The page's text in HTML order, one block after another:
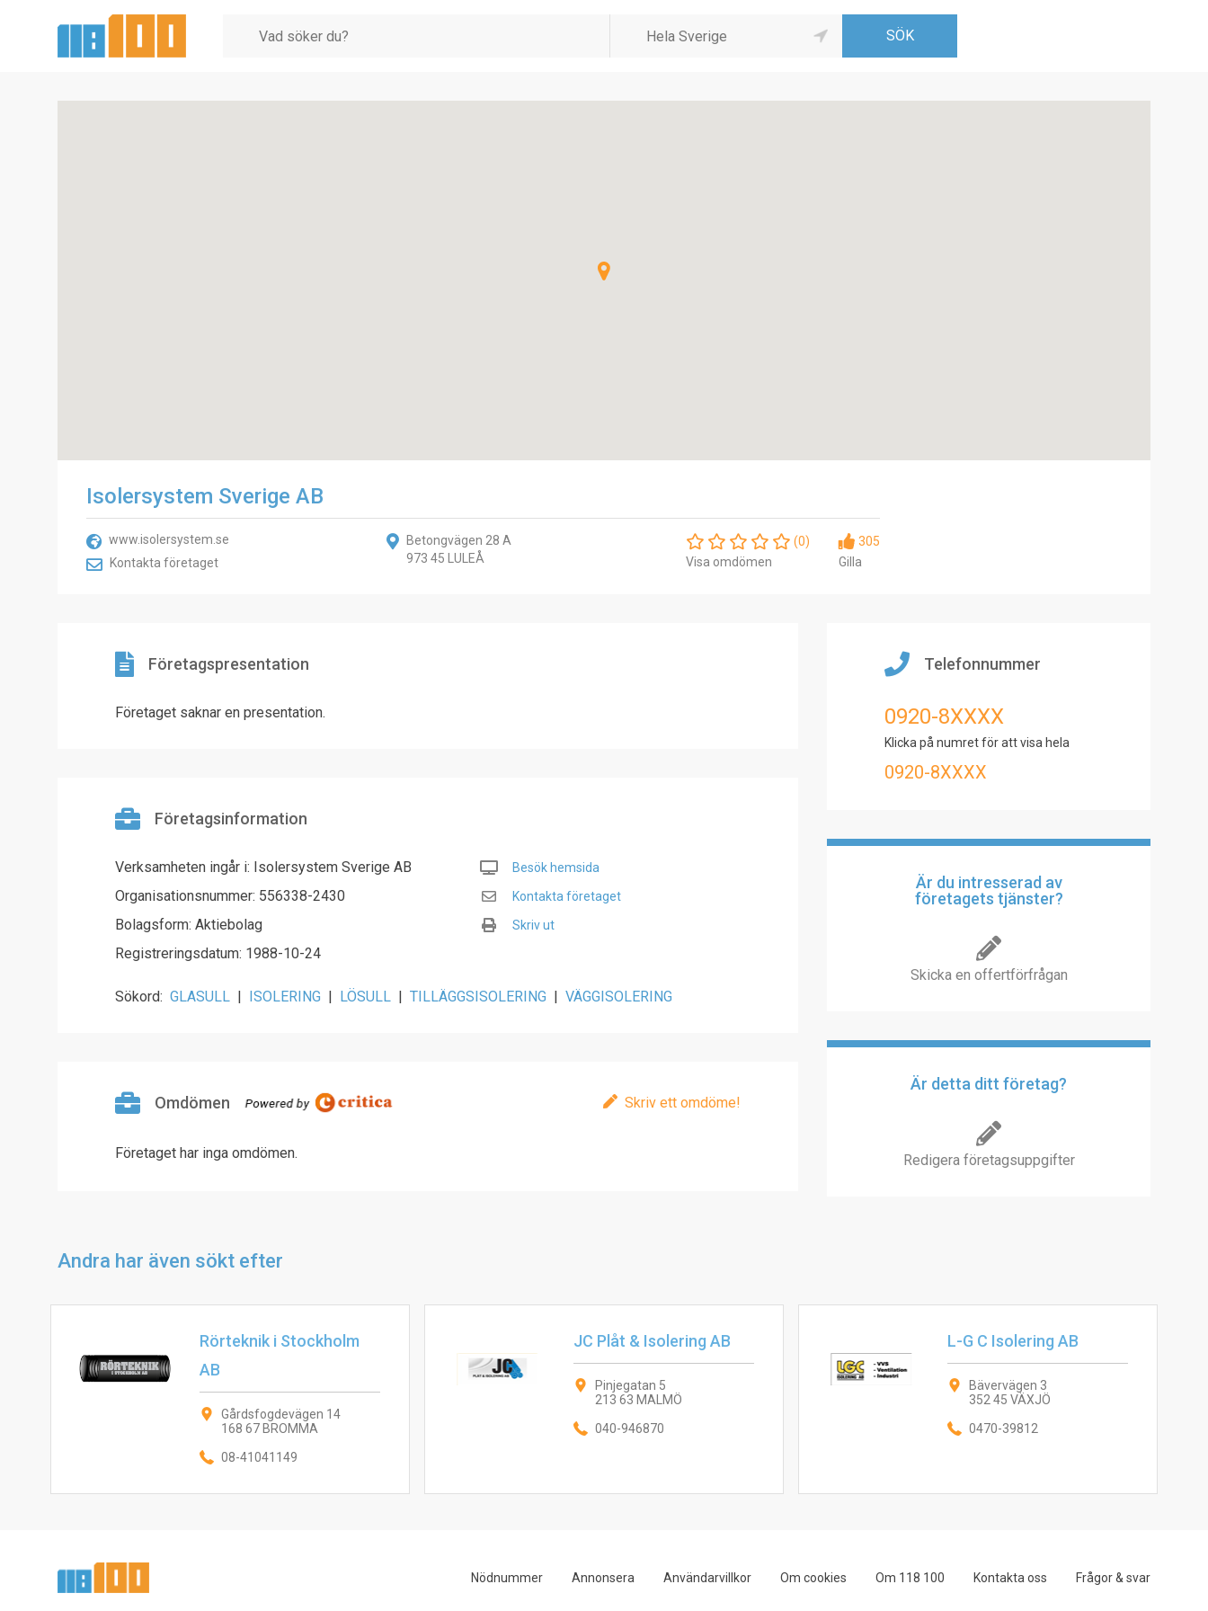
Isolersystem Sverige AB
www.isolersystem.se
Kontakta företaget
Betongvägen 28 A
973 45 LULEÅ
(0)
Visa omdömen
305
Gilla
Företagspresentation
Företaget saknar en presentation.
Företagsinformation
Verksamheten ingår i: Isolersystem Sverige AB
Organisationsnummer: 556338-2430
Bolagsform: Aktiebolag
Registreringsdatum: 1988-10-24
Besök hemsida
Kontakta företaget
Skriv ut
Sökord: GLASULL | ISOLERING | LÖSULL | TILLÄGGSISOLERING | VÄGGISOLERING
Omdömen Skriv ett omdöme!
Företaget har inga omdömen.
Telefonnummer
0920-8XXXX
Klicka på numret för att visa hela
0920-8XXXX
Är du intresserad av
företagets tjänster?
Skicka en offertförfrågan
Är detta ditt företag?
Redigera företagsuppgifter
Andra har även sökt efter
Rörteknik i Stockholm
AB
Gårdsfogdevägen 14
168 67 BROMMA
08-41041149
JC Plåt & Isolering AB
Pinjegatan 5
213 63 MALMÖ
040-946870
L-G C Isolering AB
Bävervägen 3
352 45 VÄXJÖ
0470-39812
Nödnummer Annonsera Användarvillkor Om cookies Om 118 100 Kontakta oss Frågor & svar